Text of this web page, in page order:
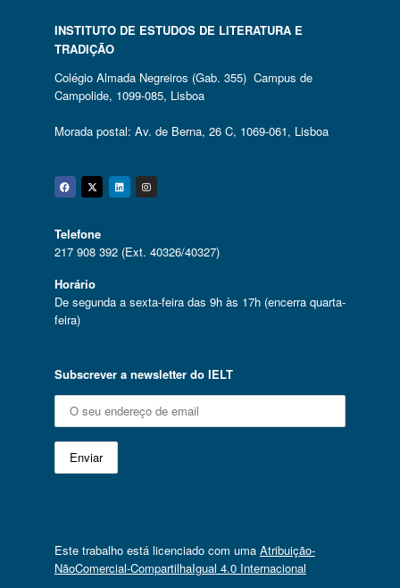
INSTITUTO DE ESTUDOS DE LITERATURA E
TRADIÇÃO
Colégio Almada Negreiros (Gab. 355) Campus de
Campolide, 1099-085, Lisboa
Morada postal: Av. de Berna, 26 C, 1069-061, Lisboa
Facebook
Twitter
Linkedin
Instagram
Telefone
217 908 392 (Ext. 40326/40327)
Horário
De segunda a sexta-feira das 9h às 17h (encerra quarta-
feira)
Subscrever a newsletter do IELT
Este trabalho está licenciado com uma Atribuição-
NãoComercial-CompartilhaIgual 4.0 Internacional